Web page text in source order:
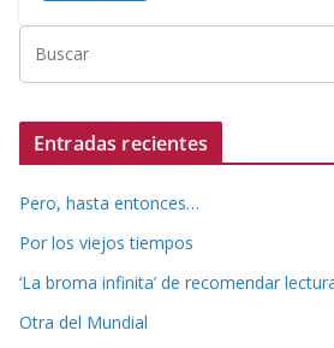
Entradas recientes
Pero, hasta entonces…
Por los viejos tiempos
‘La broma infinita’ de recomendar
Otra del Mundial